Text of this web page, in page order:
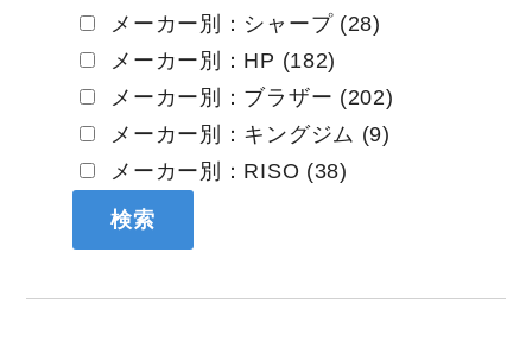
メーカー別：シャープ (28)
メーカー別：HP (182)
メーカー別：ブラザー (202)
メーカー別：キングジム (9)
メーカー別：RISO (38)